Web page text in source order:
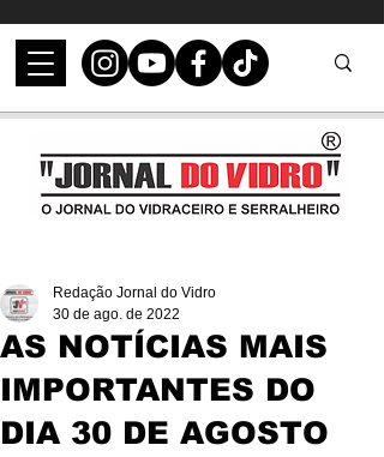
AS NOTÍCIAS MAIS
IMPORTANTES DO
DIA 30 DE AGOSTO
Redação Jornal do Vidro
30 de ago. de 2022